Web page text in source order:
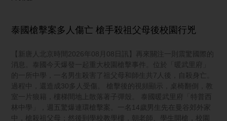
泰國槍擊案多人傷亡 槍手殺祖父母後校園行兇
【新唐人北京時間2026年08月08日訊】再來關注一則震驚國際的
消息。泰國今天爆發一起重大校園槍擊事件。位於「暖武里府」
的一所中學，一名男生殺害了祖父母和師生共7人後，自殺身亡。
過程中，還造成30多人受傷。 槍擊後的視頻顯示，桌椅翻倒，教
室一片狼籍，樓梯間地上散落著子彈殼。 泰國暖武里府「特普西
林中學」，週五驚爆連環槍擊案。一名14歲男生先在曼谷郊外家
中，槍殺祖父母；然後到學校教學樓，朝老師、學生開槍，校園